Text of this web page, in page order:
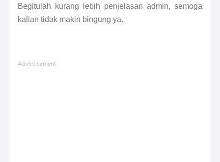
Begitulah kurang lebih penjelasan admin, semoga
kalian tidak makin bingung ya.
Advertisement